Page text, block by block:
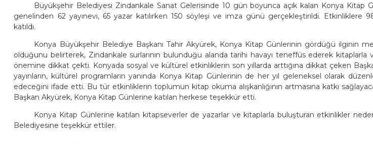
Büyükşehir Belediyesi Zindankale Sanat Gelerisinde 10 gün boyunca açık kalan Konya Kitap
genelinden 62 yayınevi, 65 yazar katılırken 150 söyleşi ve imza günü gerçekleştirildi. Etkinliklere
katıldı.
Konya Büyükşehir Belediye Başkanı Tahir Akyürek, Konya Kitap Günlerinin gördüğü ilginin
olduğunu belirterek, Zindankale surlarının bulunduğu alanda tarihi havayı teneffüs ederek kitaplarla
önemine dikkat çekti. Konyada sosyal ve kültürel etkinliklerin son yıllarda arttığına dikkat çeken
yayınların, kültürel programların yanında Konya Kitap Günlerinin de her yıl geleneksel olarak
edeceğini ifade etti. Bu tür etkinliklerin toplumun kitap okuma alışkanlığının artmasına katkı
Başkan Akyürek, Konya Kitap Günlerine katılan herkese teşekkür etti.
Konya Kitap Günlerine katılan kitapseverler de yazarlar ve kitaplarla buluşturan etkinlikler
Belediyesine teşekkür ettiler.